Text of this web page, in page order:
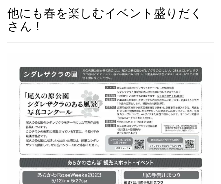
他にも春を楽しむイベント盛りだく
さん！